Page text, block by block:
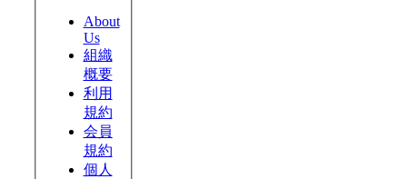
About
Us
組織
概要
利用
規約
会員
規約
個人